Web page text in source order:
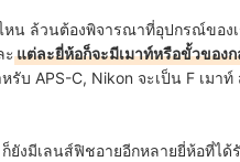
หน ล้วนต้องพิจารณาที่อุปกรณ์ขอ
ะแต่ละยี่ห้อก็จะมีเมาท์หรือขั้วของ
รับ APS-C, Nikon จะเป็น F เมา
ยังมีเลนส์ฟิชอายอีกหลายยี่ห้อที่ไ